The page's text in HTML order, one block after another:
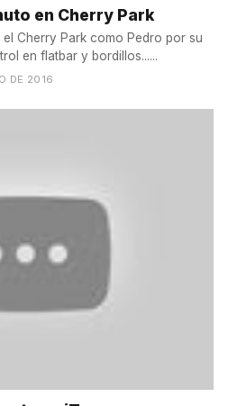
en Cherry Park
Cherry Park como Pedro por su
en flatbar y bordillos......
DE 2016